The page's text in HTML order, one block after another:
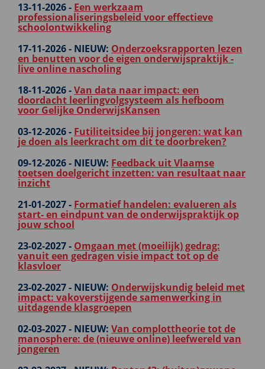
13-11-2026 - Een werkzaam
professionaliseringsbeleid voor effectieve
schoolontwikkeling
17-11-2026 - NIEUW: Onderzoeksrapporten lezen
en benutten voor de eigen onderwijspraktijk -
live online nascholing
18-11-2026 -Van data naar impact: een
doordacht leerlingvolgsysteem als hefboom
voor Gelijke OnderwijsKansen
03-12-2026 - Futiliteitsidee bij jongeren: wat kan
je doen als leerkracht om dit te doorbreken?
09-12-2026 - NIEUW: Feedback uit Vlaamse
toetsen doelgericht inzetten: van resultaat naar
inzicht
21-01-2027 - Formatief handelen: evalueren als
start- en eindpunt van de onderwijspraktijk op
jouw school
23-02-2027 - Omgaan met (moeilijk) gedrag:
vanuit een gedragen visie impact tot op de
klasvloer
23-02-2027 - NIEUW: Onderwijskundig beleid met
impact: vakoverstijgende samenwerking in
uitdagende klasgroepen
02-03-2027 - NIEUW: Van complottheorie tot de
manosphere: de (nieuwe online) leefwereld van
jongeren